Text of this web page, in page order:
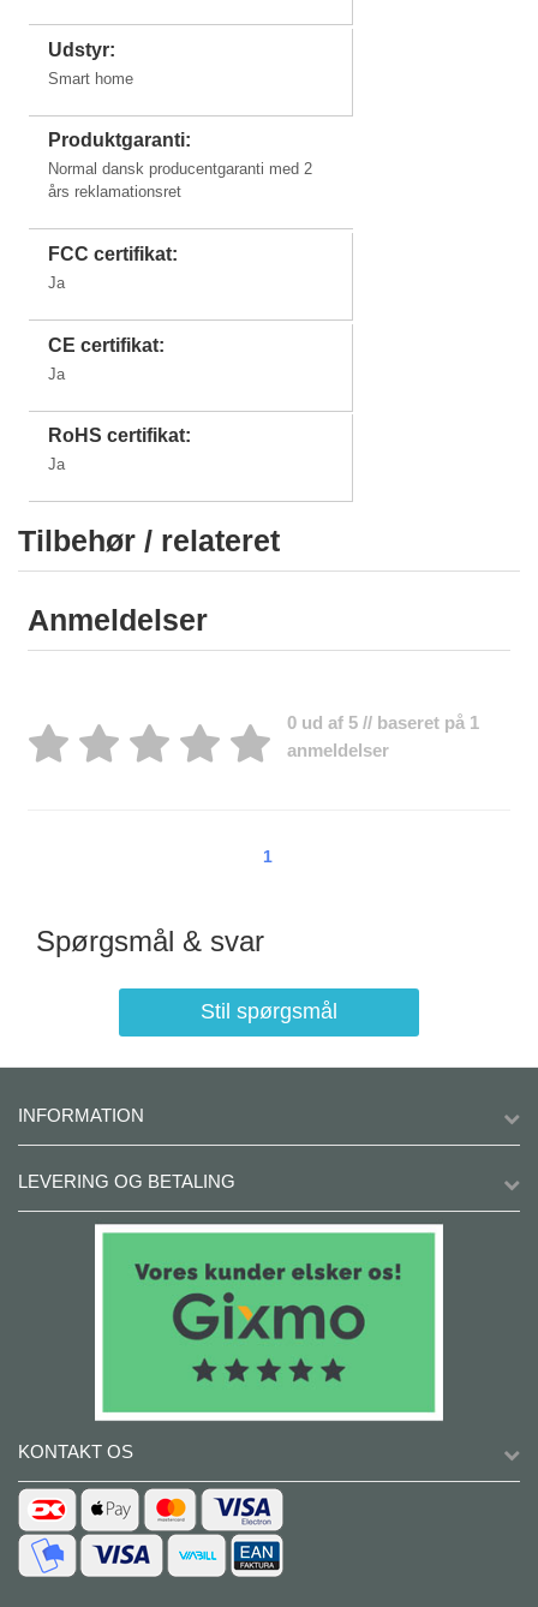
Udstyr:
Smart home
Produktgaranti:
Normal dansk producentgaranti med 2
års reklamationsret
FCC certifikat:
Ja
CE certifikat:
Ja
RoHS certifikat:
Ja
Tilbehør / relateret
Anmeldelser
0 ud af 5 // baseret på 1
anmeldelser
1
Spørgsmål & svar
Stil spørgsmål
INFORMATION
LEVERING OG BETALING
KONTAKT OS